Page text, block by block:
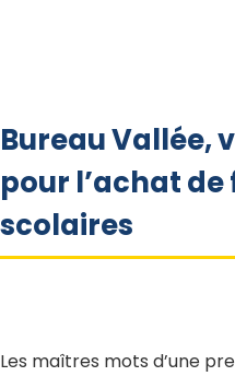
Bureau Vallée,
pour l’achat
scolaires
Les maîtres mots d’une